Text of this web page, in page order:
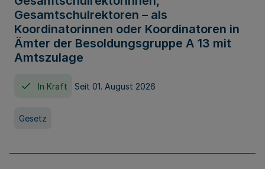
Gesamtschulrektoren – als
Koordinatorinnen oder Koordinatoren in
Ämter der Besoldungsgruppe A 13 mit
Amtszulage
In Kraft Seit 01. August 2026
Gesetz